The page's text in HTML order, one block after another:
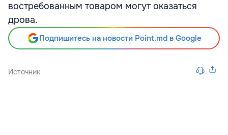
востребованным товаром могут оказаться
дрова.
Подпишитесь на новости Point.md в Google
Источник